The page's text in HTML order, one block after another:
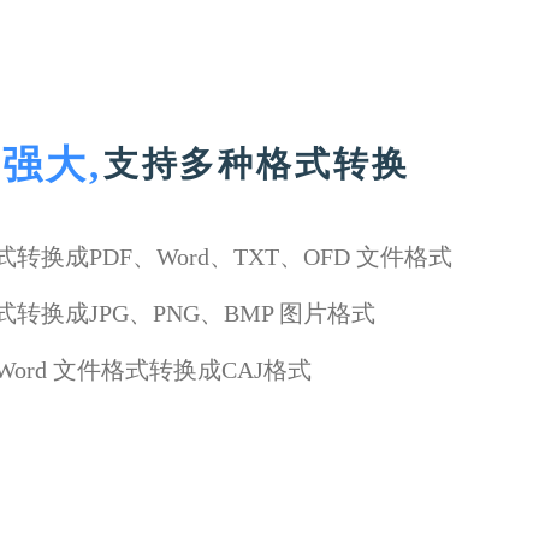
大,支持多种格式转换
转换成PDF、Word、TXT、OFD 文件格式
转换成JPG、PNG、BMP 图片格式
文件格式转换成CAJ格式